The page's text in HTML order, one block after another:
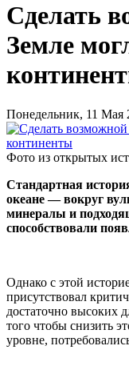
Сделать
Земле
Понедельник, 11 Мая
Фото из открытых
Стандартная
океане — вокруг
минералы и
способствовали
Однако с этой
присутствовал
достаточно высоких
того чтобы снизить
уровне,